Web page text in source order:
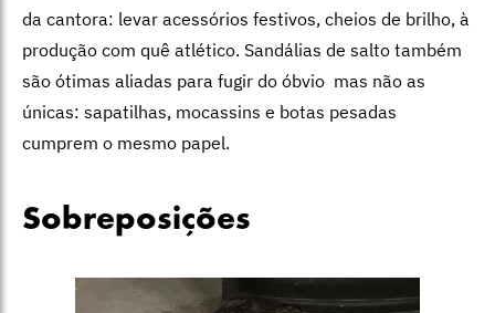
da cantora: levar acessórios festivos, cheios de brilho, à
produção com quê atlético. Sandálias de salto também
são ótimas aliadas para fugir do óbvio mas não as
únicas: sapatilhas, mocassins e botas pesadas
cumprem o mesmo papel.
Sobreposições